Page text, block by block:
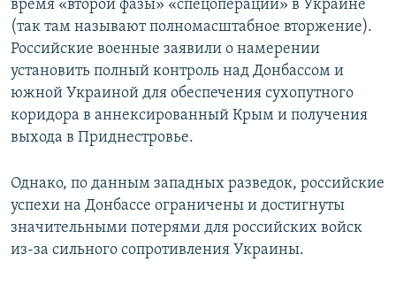
время «второй фазы» «спецоперации» в Украине
(так там называют полномасштабное вторжение).
Российские военные заявили о намерении
установить полный контроль над Донбассом и
южной Украиной для обеспечения сухопутного
коридора в аннексированный Крым и получения
выхода в Приднестровье.
Однако, по данным западных разведок, российские
успехи на Донбассе ограничены и достигнуты
значительными потерями для российских войск
из-за сильного сопротивления Украины.